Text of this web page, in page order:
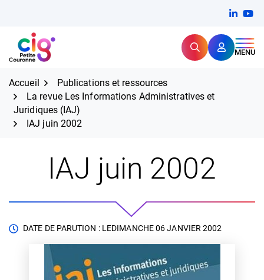
contenu
CIG Petite Couronne RechercherMENU
Expertise et proximité pour
Accueil
Publications et ressources
La revue Les Informations Administratives et
Juridiques (IAJ)
IAJ juin 2002
IAJ juin 2002
DATE DE PARUTION : LEDIMANCHE 06 JANVIER 2002